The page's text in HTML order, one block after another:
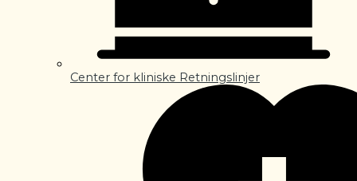
Center for kliniske Retningslinjer